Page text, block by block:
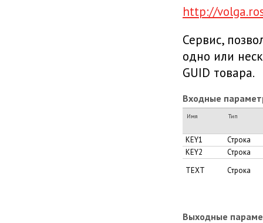
http://
Сервис,
одно или
GUID товара.
Входные
Имя Тип
KEY1
Строка
KEY2
Строка
TEXT
Строка
Выходные